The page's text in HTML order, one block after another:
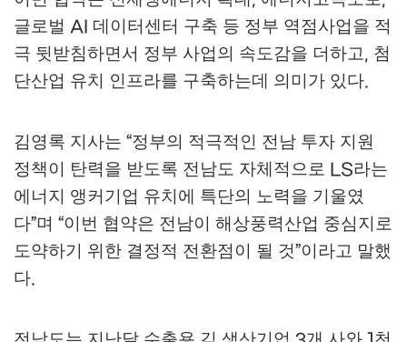
글로벌 AI 데이터센터 구축 등 정부 역점사업을 적
극 뒷받침하면서 정부 사업의 속도감을 더하고, 첨
단산업 유치 인프라를 구축하는데 의미가 있다.
김영록 지사는 “정부의 적극적인 전남 투자 지원
정책이 탄력을 받도록 전남도 자체적으로 LS라는
에너지 앵커기업 유치에 특단의 노력을 기울였
다”며 “이번 협약은 전남이 해상풍력산업 중심지로
도약하기 위한 결정적 전환점이 될 것”이라고 말했
다.